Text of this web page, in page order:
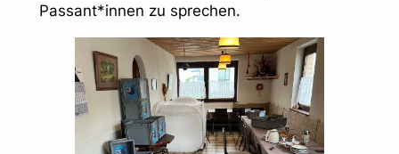
Passant*innen zu sprechen.